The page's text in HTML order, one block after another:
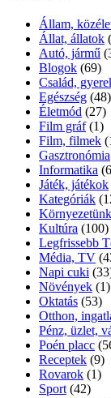
Állam,
Állat, állatok
Autó, jármű
Blogok (69)
Család,
Egészség (48)
Életmód (27)
Film gráf(1)
Film, filmek
Gasztronómia
Informatika
Játék, játékok
Kategóriák
Kultúra (100)
Legfrissebb
Média, TV
Napi cuki
Növények (1)
Oktatás (53)
Otthon,
Pénz, üzlet,
Poén placc
Receptek (9)
Rovarok (1)
Sport (42)